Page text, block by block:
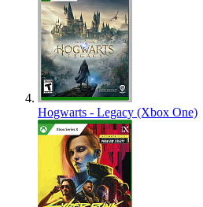
Hogwarts - Legacy (Xbox One)